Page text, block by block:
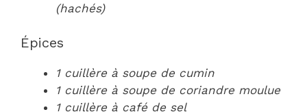
(hachés)
Épices
1 cuillère à soupe de cumin
1 cuillère à soupe de coriandre moulue
1 cuillère à café de sel